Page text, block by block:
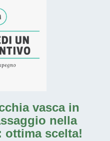
vasca in
nella
ottima scelta!